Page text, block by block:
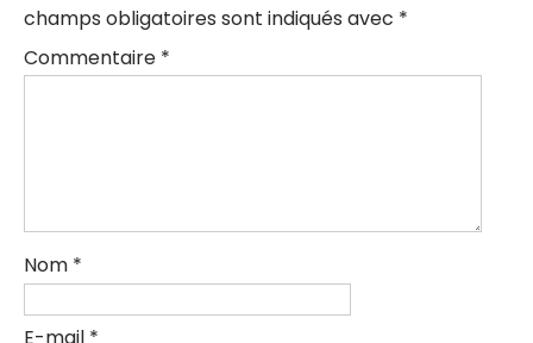
champs obligatoires sont indiqués avec *
Commentaire *
Nom *